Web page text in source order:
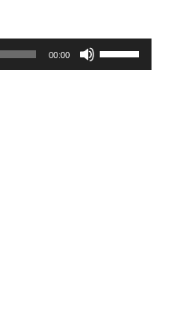
00:00
клавиши